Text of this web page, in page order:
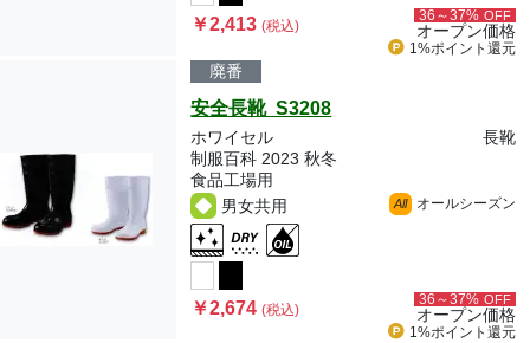
￥2,413(税込)
36～37% OFF
オープン価格
1%ポイント 還元
廃番
安全長靴 S3208
ホワイセル
長靴
制服百科 2023 秋冬
食品工場用
男女共用
All オールシーズン
￥2,674(税込)
36～37% OFF
オープン価格
1%ポイント 還元